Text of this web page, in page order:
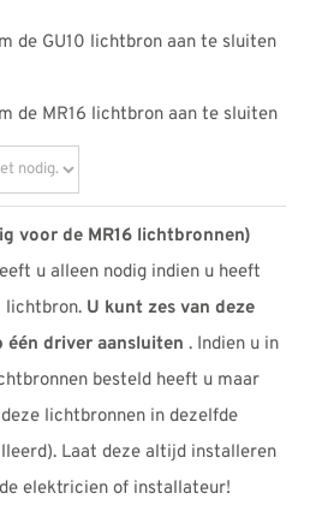
de GU10 lichtbron aan te sluiten
de MR16 lichtbron aan te sluiten
voor de MR16 lichtbronnen)
u alleen nodig indien u heeft
lichtbron. U kunt zes van deze
één driver aansluiten . Indien u in
besteld heeft u maar
lichtbronnen in dezelfde
Laat deze altijd installeren
elektricien of installateur!